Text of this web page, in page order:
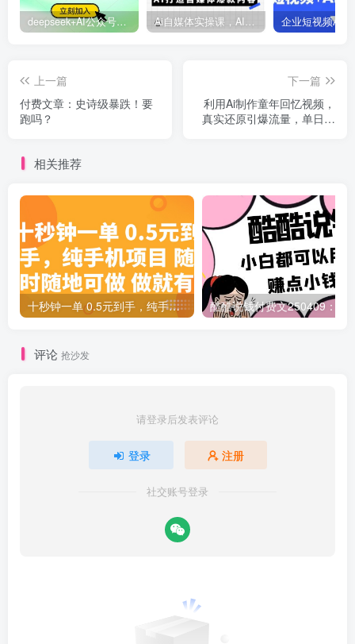
deepseek+AI公众号自动挣钱，轻松月入过W，手机电脑都可做 Ai自媒体实操课，AI打造自媒体爆款内容
上一篇
付费文章：史诗级暴跌！要
跑吗？
下一篇
利用Ai制作童年回忆视频，
真实还原引爆流量，单日变
相关推荐
十秒钟一单 0.5元到手，纯手机项目 随时随地可做 做就有
评论 抢沙发
请登录后发表评论
登录 注册
社交账号登录